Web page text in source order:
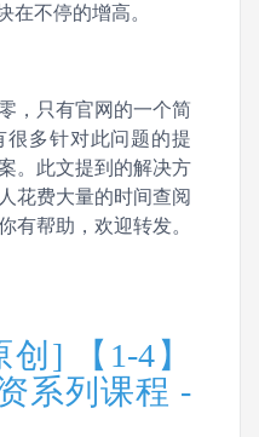
在不停的增高。
，只有官网的一个简
很多针对此问题的提
。此文提到的解决方
花费大量的时间查阅
有帮助，欢迎转发。
创] 【1-4】
系列课程 -